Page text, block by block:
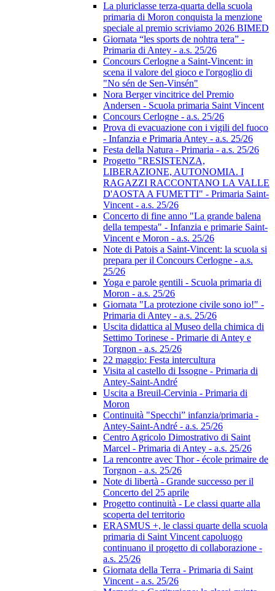
La pluriclasse terza-quarta della scuola
primaria di Moron conquista la menzione
speciale al premio scriviamo 2026 BIMED
Giornata “les sports de nohtra tera” -
Primaria di Antey - a.s. 25/26
Concours Cerlogne a Saint-Vincent: in
scena il valore del gioco e l'orgoglio di
"No sén de Sen-Vinsén"
Nora Berger vincitrice del Premio
Andersen - Scuola primaria Saint Vincent
Concours Cerlogne - a.s. 25/26
Prova di evacuazione con i vigili del fuoco
- Infanzia e Primaria Antey - a.s. 25/26
Festa della Natura - Primaria - a.s. 25/26
Progetto "RESISTENZA,
LIBERAZIONE, AUTONOMIA. I
RAGAZZI RACCONTANO LA VALLE
D'AOSTA A FUMETTI" - Primaria Saint-
Vincent - a.s. 25/26
Concerto di fine anno "La grande balena
della tempesta" - Infanzia e primarie Saint-
Vincent e Moron - a.s. 25/26
Note di Patois a Saint-Vincent: la scuola si
prepara per il Concours Cerlogne - a.s.
25/26
Yoga e parole gentili - Scuola primaria di
Moron - a.s. 25/26
Giornata "La protezione civile sono io!" -
Primaria di Antey - a.s. 25/26
Uscita didattica al Museo della chimica di
Settimo Torinese - Primarie di Antey e
Torgnon - a.s. 25/26
22 maggio: Festa intercultura
Visita al castello di Issogne - Primaria di
Antey-Saint-André
Uscita a Breuil-Cervinia - Primaria di
Moron
Continuità "Specchi” infanzia/primaria -
Antey-Saint-André - a.s. 25/26
Centro Agricolo Dimostrativo di Saint
Marcel - Primaria di Antey - a.s. 25/26
La rencontre avec Thor - école primaire de
Torgnon - a.s. 25/26
Note di libertà - Grande successo per il
Concerto del 25 aprile
Progetto continuità - Le classi quarte alla
scoperta del territorio
ERASMUS +, le classi quarte della scuola
primaria di Saint Vincent capoluogo
continuano il progetto di collaborazione -
a.s. 25/26
Giornata della Terra - Primaria di Saint
Vincent - a.s. 25/26